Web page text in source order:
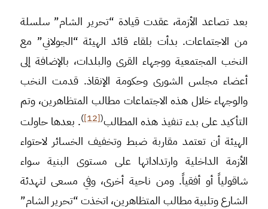
بعد تصاعد الأزمة، عقدت قيادة “تحرير الشام” سلسلة
من الاجتماعات. بدأت بلقاء قائد الهيئة “الجولاني” مع
النخب المجتمعية ووجهاء القرى والبلدات، بالإضافة إلى
أعضاء مجلس الشورى وحكومة الإنقاذ. قدمت النخب
والوجهاء خلال هذه الاجتماعات مطالب المتظاهرين، وتم
التأكيد على بدء تنفيذ هذه المطالب(
[12]
). بعدها حاولت
الهيئة أن تعتمد مقاربة ضبط وتخفيف الخسائر لاحتواء
الأزمة الداخلية وارتداداتها على مستوى البنية سواء
شاقولياً أو أفقياً. ومن ناحية أخرى، وفي مسعى لتهدئة
الشارع وتلبية مطالب المتظاهرين، اتخذت “تحرير الشام”